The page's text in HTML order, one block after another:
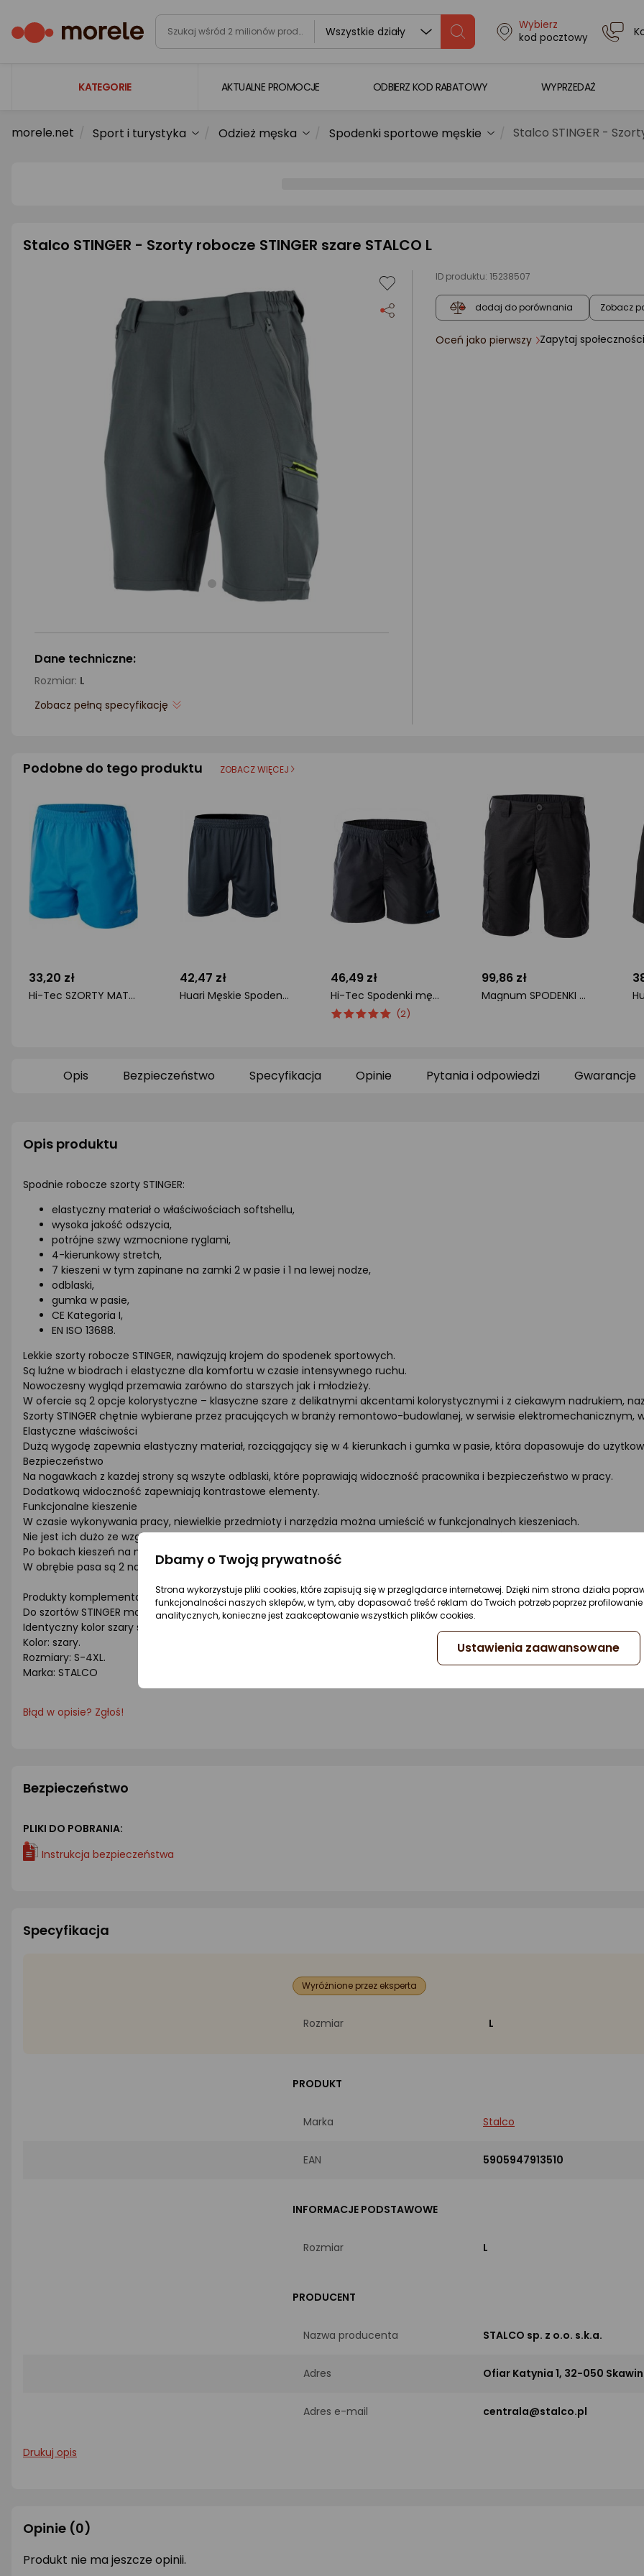
Wszystkie działy
Wybierz
kod pocztowy
KATEGORIE
Laptopy
Smartfony i smartwatche
Sport i turystyka
Zabawki i dziecko
AKTUALNE PROMOCJE ODBIERZ KOD RABATOWY WYPRZEDAŻ
morele.net Sport i turystyka Odzież męska Spodenki sportowe męskie Stalco STINGER -
Stalco STINGER - Szorty robocze STINGER szare STALCO L
ID produktu: 15238507
dodaj do porównania Zobacz
ocena
Oceń jako pierwszy Zapytaj społeczności
Dane techniczne:
Rozmiar: L
Zobacz pełną specyfikację
Podobne do tego produktu ZOBACZ WIĘCEJ
33,20 zł
Hi-Tec SZORTY MATT FRENCH BLUE L
42,47 zł
Huari Męskie Spodenki LIBEROS SENIOR SHORTS
46,49 zł
Hi-Tec Spodenki męskie SOLME BLACK r. L
ocena
Ocena
(2)
99,86 zł
Magnum SPODENKI MAGNUM ATERO 3.0 SHORTS BLACK L
Opis Bezpieczeństwo Specyfikacja Opinie Pytania i odpowiedzi Gwarancje
Opis produktu
Spodnie robocze szorty STINGER:
elastyczny materiał o właściwościach softshellu,
wysoka jakość odszycia,
potrójne szwy wzmocnione ryglami,
4-kierunkowy stretch,
7 kieszeni w tym zapinane na zamki 2 w pasie i 1 na lewej nodze,
odblaski,
gumka w pasie,
CE Kategoria I,
EN ISO 13688.
Lekkie szorty robocze STINGER, nawiązują krojem do spodenek sportowych.
Są luźne w biodrach i elastyczne dla komfortu w czasie intensywnego ruchu.
Nowoczesny wygląd przemawia zarówno do starszych jak i młodzieży.
W ofercie są 2 opcje kolorystyczne – klasyczne szare z delikatnymi akcentami kolorystycznymi i z ciekawym nadrukiem,
Szorty STINGER chętnie wybierane przez pracujących w branży remontowo-budowlanej, w serwisie elektromechanicznym,
Elastyczne właściwości
Dużą wygodę zapewnia elastyczny materiał, rozciągający się w 4 kierunkach i gumka w pasie, która dopasowuje do
Bezpieczeństwo
Na nogawkach z każdej strony są wszyte odblaski, które poprawiają widoczność pracownika i bezpieczeństwo w pracy.
Dodatkową widoczność zapewniają kontrastowe elementy.
Funkcjonalne kieszenie
W czasie wykonywania pracy, niewielkie przedmioty i narzędzia można umieścić w funkcjonalnych kieszeniach.
Nie jest ich dużo ze względu na trekkingowy charakter spodenek, jednak wystarczająco, by mieć przy sobie wszystko, co
Po bokach kieszeń na narzędzia, duża z klapką i nad nią 2ga na zamek, do przechowywania cennych przedmiotów.
W obrębie pasa są 2 naszywane kieszenie z tyłu i 2 bardzo pojemne kieszenie z przodu, zapinane na zamek.
Produkty komplementarne
Do szortów STINGER można dobrać pasującą koszulkę BONO PAINTER, która idealnie się komponuje również z szortami
Identyczny kolor szary spotkamy również w szarym softshellu ROCK czy w polarze BARRY.
Kolor: szary.
Rozmiary: S-4XL.
Marka: STALCO
Błąd w opisie? Zgłoś!
Bezpieczeństwo
PLIKI DO POBRANIA:
Instrukcja bezpieczeństwa
Specyfikacja
Wyróżnione przez eksperta
Rozmiar L
PRODUKT
Marka Stalco
EAN 5905947913510
INFORMACJE PODSTAWOWE
Rozmiar L
PRODUCENT
Nazwa producenta STALCO sp. z o.o. s.k.a.
Adres Ofiar Katynia 1, 32-050
Adres e-mail centrala@stalco.pl
Drukuj opis
Opinie (0)
Produkt nie ma jeszcze opinii.
Dbamy o Twoją prywatność
Strona wykorzystuje pliki cookies, które zapisują się w przeglądarce internetowej. Dzięki nim strona działa
funkcjonalności naszych sklepów, w tym, aby dopasować treść reklam do Twoich potrzeb poprzez
analitycznych, konieczne jest zaakceptowanie wszystkich plików cookies.
Ustawienia zaawansowane